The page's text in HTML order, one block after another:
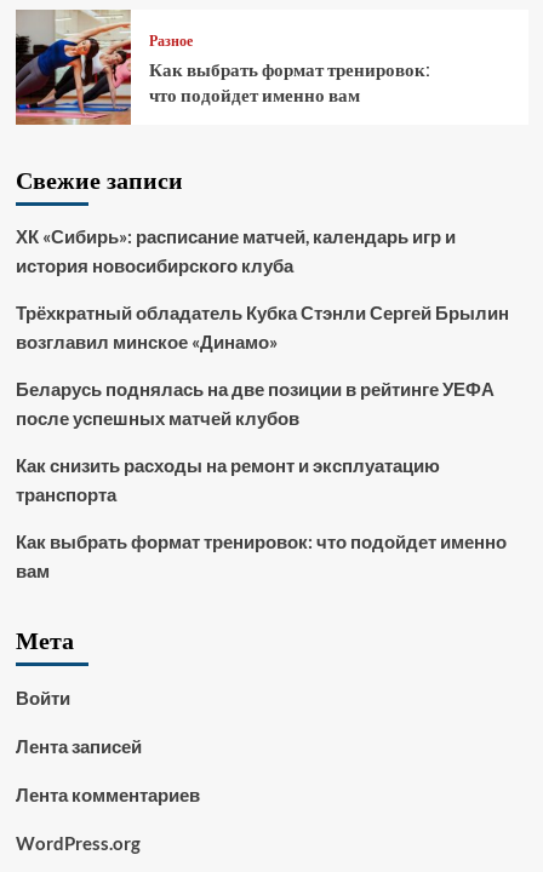
Разное
Как выбрать формат тренировок:
что подойдет именно вам
Свежие записи
ХК «Сибирь»: расписание матчей, календарь игр и
история новосибирского клуба
Трёхкратный обладатель Кубка Стэнли Сергей Брылин
возглавил минское «Динамо»
Беларусь поднялась на две позиции в рейтинге УЕФА
после успешных матчей клубов
Как снизить расходы на ремонт и эксплуатацию
транспорта
Как выбрать формат тренировок: что подойдет именно
вам
Мета
Войти
Лента записей
Лента комментариев
WordPress.org